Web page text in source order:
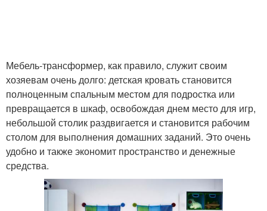
Мебель-трансформер, как правило, служит своим
хозяевам очень долго: детская кровать становится
полноценным спальным местом для подростка или
превращается в шкаф, освобождая днем место для игр,
небольшой столик раздвигается и становится рабочим
столом для выполнения домашних заданий. Это очень
удобно и также экономит пространство и денежные
средства.